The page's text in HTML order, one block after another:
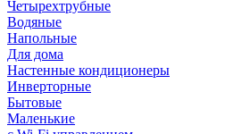
Четырехтрубные
Водяные
Напольные
Для дома
Настенные кондиционеры
Инверторные
Бытовые
Маленькие